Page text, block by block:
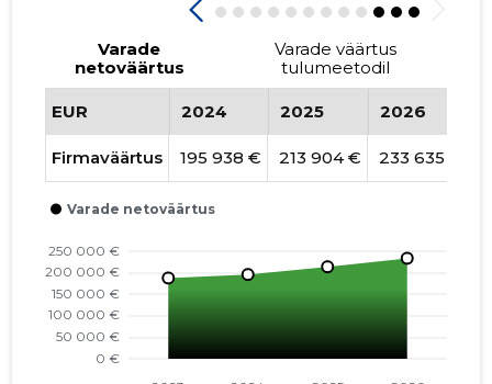
Varade
netoväärtus
Varade väärtus
tulumeetodil
EUR 2024 2025 2026
Firmaväärtus 195 938 € 213 904 € 233 635 €